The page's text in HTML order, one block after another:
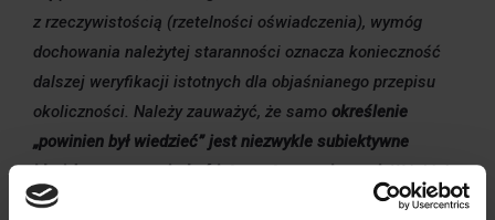
z rzeczywistością (rzetelności oświadczenia), wymóg
dochowania należytej staranności oznacza konieczność
dalszej weryfikacji istotnych dla objaśnianego przepisu
okoliczności. Należy zauważyć, że samo określenie
„powinien był wiedzieć” jest niezwykle subiektywne
i każdorazowo może być interpretowane inaczej. W jakich
sytuacjach podatnik może uznać, że wie wszystko,